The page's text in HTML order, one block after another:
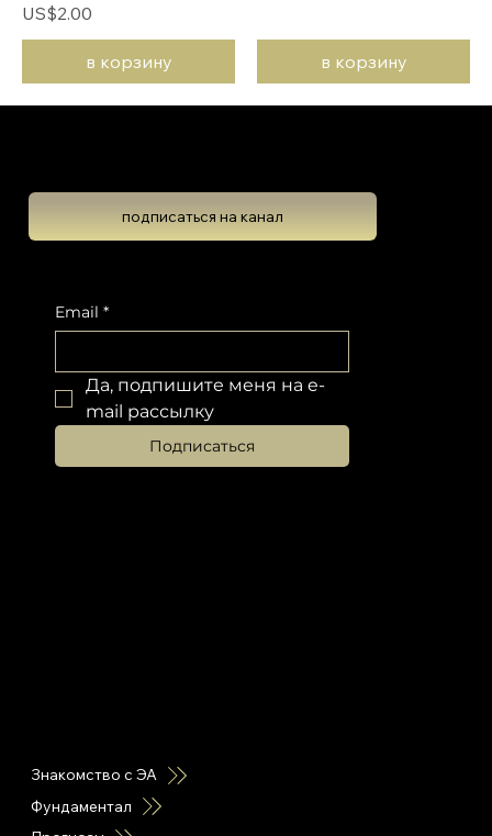
Цена
US$2.00
в корзину в корзину
подписаться на канал
Email *
Да, подпишите меня на e-
mail рассылку
Подписаться
Знакомство с ЭА
Фундаментал